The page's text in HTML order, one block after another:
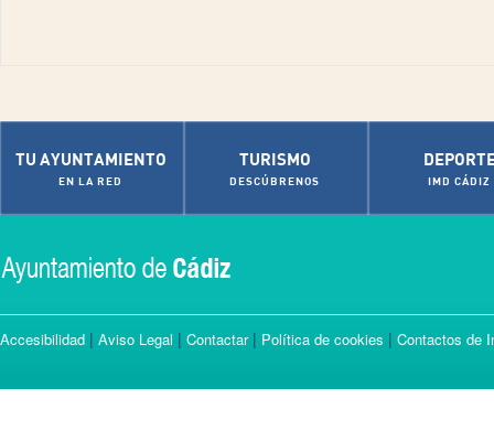
TU AYUNTAMIENTO
EN LA RED
TURISMO
DESCÚBRENOS IMD CÁDIZ
Accesibilidad | Aviso Legal | Contactar| Política de cookies | Contactos de